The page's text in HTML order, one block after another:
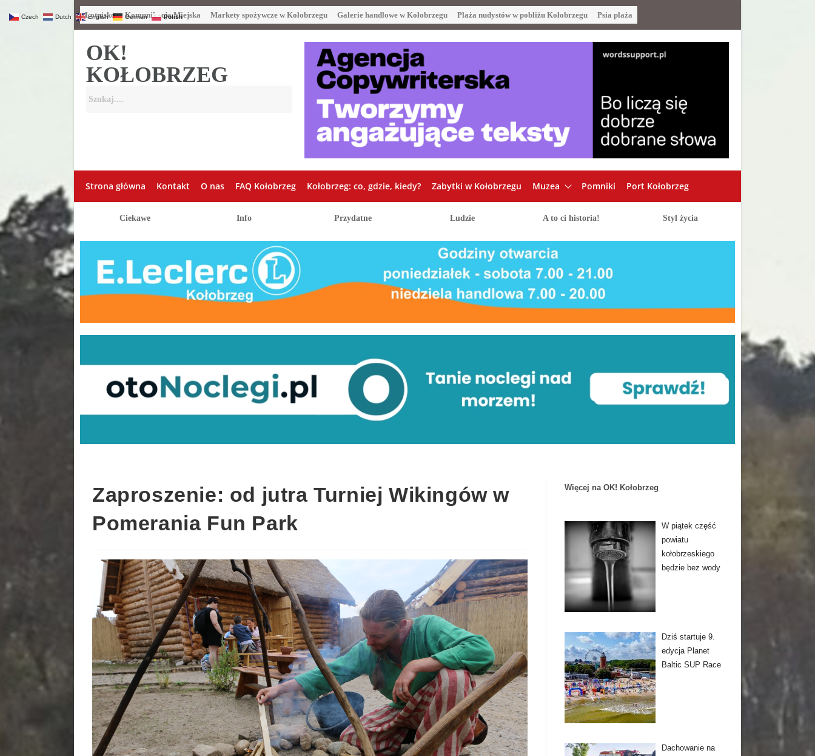
Lotnisko Komunikacja Miejska Markety spożywcze w Kołobrzegu Galerie handlowe w Kołobrzegu Plaża nudystów w pobliżu Kołobrzegu Psia plaża
OK!
KOŁOBRZEG
Strona główna Kontakt O nas FAQ Kołobrzeg Kołobrzeg: co, gdzie, kiedy? Zabytki w Kołobrzegu Muzea Pomniki Port Kołobrzeg
Ciekawe Info Przydatne Ludzie A to ci historia! Styl życia
Zaproszenie: od jutra Turniej Wikingów w
Pomerania Fun Park
Więcej na OK! Kołobrzeg
W piątek część
powiatu
kołobrzeskiego
będzie bez wody
Dziś startuje 9.
edycja Planet
Baltic SUP Race
Dachowanie na
Czech Dutch English German Polish